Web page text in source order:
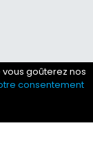
goûterez nos
consentement